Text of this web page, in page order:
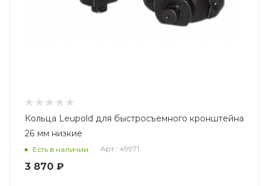
Кольца Leupold для быстросъемного кронштейна
26 мм низкие
Есть в наличии Арт.: 49971
3 870 ₽